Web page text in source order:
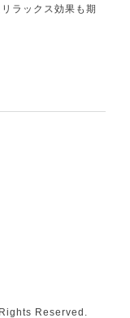
ラックス効果も期
Reserved.